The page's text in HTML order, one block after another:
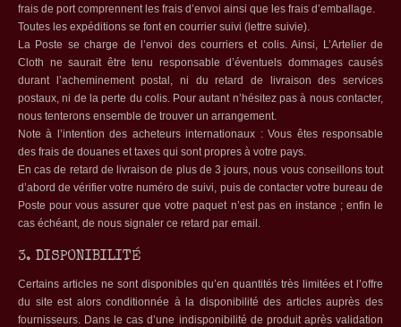
frais de port comprennent les frais d’envoi ainsi que les frais d’emballage.
Toutes les expéditions se font en courrier suivi (lettre suivie).
La Poste se charge de l’envoi des courriers et colis. Ainsi, L’Artelier de
Cloth ne saurait être tenu responsable d’éventuels dommages causés
durant l’acheminement postal, ni du retard de livraison des services
postaux, ni de la perte du colis. Pour autant n’hésitez pas à nous contacter,
nous tenterons ensemble de trouver un arrangement.
Note à l’intention des acheteurs internationaux : Vous êtes responsable
des frais de douanes et taxes qui sont propres à votre pays.
En cas de retard de livraison de plus de 3 jours, nous vous conseillons tout
d’abord de vérifier votre numéro de suivi, puis de contacter votre bureau de
Poste pour vous assurer que votre paquet n’est pas en instance ; enfin le
cas échéant, de nous signaler ce retard par email.
3. DISPONIBILITÉ
Certains articles ne sont disponibles qu’en quantités très limitées et l’offre
du site est alors conditionnée à la disponibilité des articles auprès des
fournisseurs. Dans le cas d’une indisponibilité de produit après validation